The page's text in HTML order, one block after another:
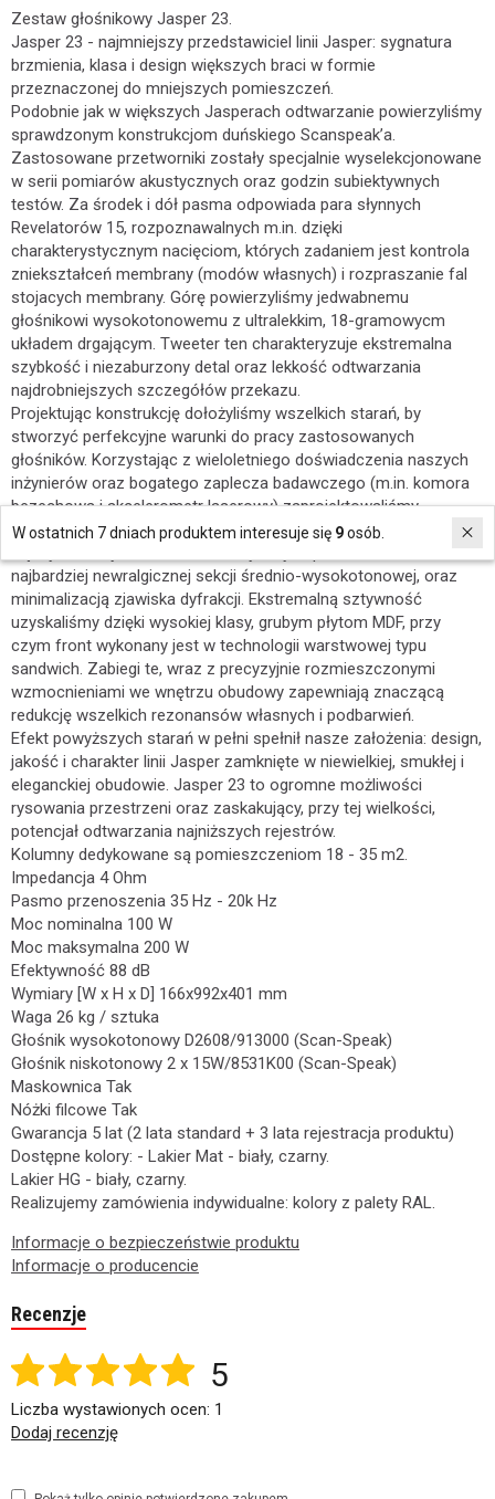
Zestaw głośnikowy Jasper 23.
Jasper 23 - najmniejszy przedstawiciel linii Jasper: sygnatura
brzmienia, klasa i design większych braci w formie
przeznaczonej do mniejszych pomieszczeń.
Podobnie jak w większych Jasperach odtwarzanie powierzyliśmy
sprawdzonym konstrukcjom duńskiego Scanspeak’a.
Zastosowane przetworniki zostały specjalnie wyselekcjonowane
w serii pomiarów akustycznych oraz godzin subiektywnych
testów. Za środek i dół pasma odpowiada para słynnych
Revelatorów 15, rozpoznawalnych m.in. dzięki
charakterystycznym nacięciom, których zadaniem jest kontrola
zniekształceń membrany (modów własnych) i rozpraszanie fal
stojacych membrany. Górę powierzyliśmy jedwabnemu
głośnikowi wysokotonowemu z ultralekkim, 18-gramowycm
układem drgającym. Tweeter ten charakteryzuje ekstremalna
szybkość i niezaburzony detal oraz lekkość odtwarzania
najdrobniejszych szczegółów przekazu.
Projektując konstrukcję dołożyliśmy wszelkich starań, by
stworzyć perfekcyjne warunki do pracy zastosowanych
głośników. Korzystając z wieloletniego doświadczenia naszych
inżynierów oraz bogatego zaplecza badawczego (m.in. komora
bezechowa i akcelerometr laserowy) zaprojektowaliśmy
obudowę pozbawioną prostopadłościennych form, cechującą
najbardziej newralgicznej sekcji średnio-wysokotonowej, oraz
minimalizacją zjawiska dyfrakcji. Ekstremalną sztywność
uzyskaliśmy dzięki wysokiej klasy, grubym płytom MDF, przy
czym front wykonany jest w technologii warstwowej typu
sandwich. Zabiegi te, wraz z precyzyjnie rozmieszczonymi
wzmocnieniami we wnętrzu obudowy zapewniają znaczącą
redukcję wszelkich rezonansów własnych i podbarwień.
Efekt powyższych starań w pełni spełnił nasze założenia: design,
jakość i charakter linii Jasper zamknięte w niewielkiej, smukłej i
eleganckiej obudowie. Jasper 23 to ogromne możliwości
rysowania przestrzeni oraz zaskakujący, przy tej wielkości,
potencjał odtwarzania najniższych rejestrów.
Kolumny dedykowane są pomieszczeniom 18 - 35 m2.
Impedancja 4 Ohm
Pasmo przenoszenia 35 Hz - 20k Hz
Moc nominalna 100 W
Moc maksymalna 200 W
Efektywność 88 dB
Wymiary [W x H x D] 166x992x401 mm
Waga 26 kg / sztuka
Głośnik wysokotonowy D2608/913000 (Scan-Speak)
Głośnik niskotonowy 2 x 15W/8531K00 (Scan-Speak)
Maskownica Tak
Nóżki filcowe Tak
Gwarancja 5 lat (2 lata standard + 3 lata rejestracja produktu)
Dostępne kolory: - Lakier Mat - biały, czarny.
Lakier HG - biały, czarny.
Realizujemy zamówienia indywidualne: kolory z palety RAL.
Informacje o bezpieczeństwie produktu
Informacje o producencie
Recenzje
5
Liczba wystawionych ocen: 1
Dodaj recenzję
W ostatnich 7 dniach produktem interesuje się 9osób.